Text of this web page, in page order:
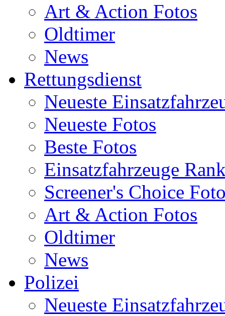
Art & Action Fotos
Oldtimer
News
Rettungsdienst
Neueste
Neueste Fotos
Beste Fotos
Einsatzfahrzeuge
Screener's Choice
Art & Action Fotos
Oldtimer
News
Polizei
Neueste